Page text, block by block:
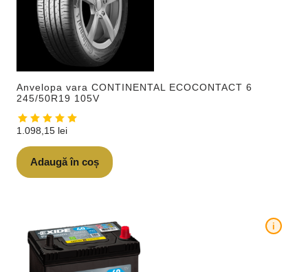
Anvelopa vara CONTINENTAL ECOCONTACT 6
245/50R19 105V
1.098,15 lei
Adaugă în coș
i